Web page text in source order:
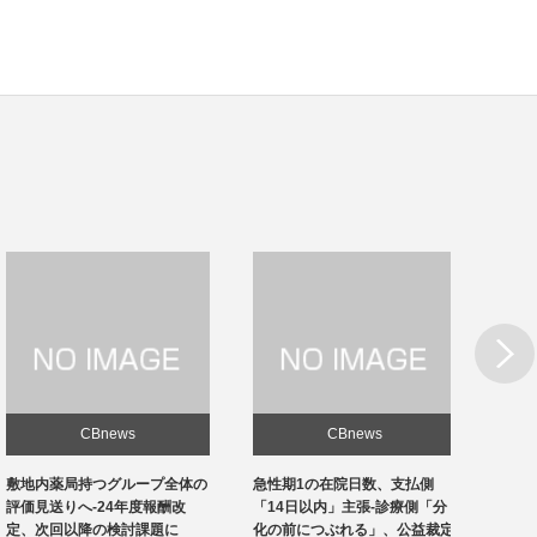
CBnews
敷地内薬局持つグループ全体の
評価見送りへ-24年度報酬改
定、次回以降の検討課題に
CBnews
急性期1の在院日数、支払側
「14日以内」主張-診療側「分
化の前につぶれる」、公益裁定
Next